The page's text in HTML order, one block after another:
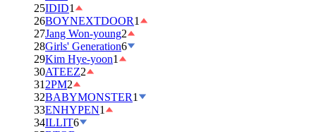
25IDID1
26BOYNEXTDOOR1
27Jang Won-young2
28Girls' Generation6
29Kim Hye-yoon1
30ATEEZ2
31 2PM2
32BABYMONSTER1
33ENHYPEN1
34ILLIT6